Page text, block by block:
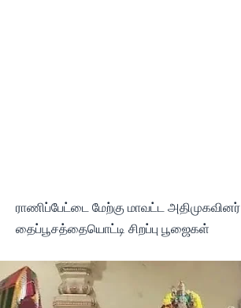
ராணிப்பேட்டை மேற்கு மாவட்ட அதிமுகவினர்
தைப்பூசத்தையொட்டி சிறப்பு பூஜைகள்